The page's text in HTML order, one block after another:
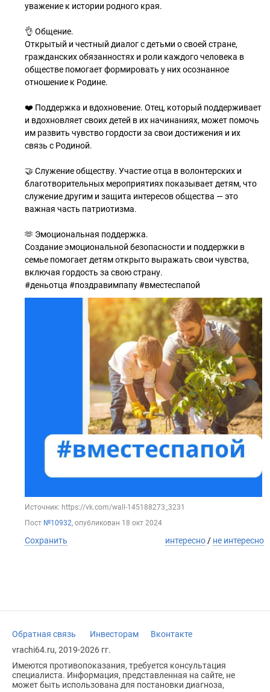
уважение к истории родного края.
👌 Общение.
Открытый и честный диалог с детьми о своей стране,
гражданских обязанностях и роли каждого человека в
обществе помогает формировать у них осознанное
отношение к Родине.
❤️ Поддержка и вдохновение. Отец, который поддерживает
и вдохновляет своих детей в их начинаниях, может помочь
им развить чувство гордости за свои достижения и их
связь с Родиной.
🤝 Служение обществу. Участие отца в волонтерских и
благотворительных мероприятиях показывает детям, что
служение другим и защита интересов общества — это
важная часть патриотизма.
🫶 Эмоциональная поддержка.
Создание эмоциональной безопасности и поддержки в
семье помогает детям открыто выражать свои чувства,
включая гордость за свою страну.
#деньотца #поздравимпапу #вместеспапой
Источник: https://vk.com/wall-145188273_3231
Пост №10932, опубликован 18 окт 2024
Сохранить интересно/ не интересно
Обратная связь Инвесторам
Вконтакте
vrachi64.ru, 2019-2026 гг.
Имеются противопоказания, требуется консультация
специалиста. Информация, представленная на сайте, не
может быть использована для постановки диагноза,